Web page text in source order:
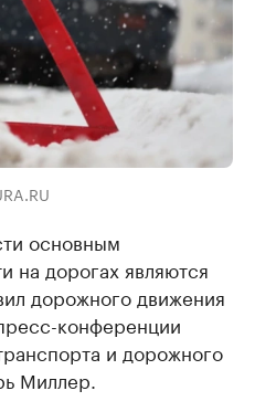
основным
на дорогах являются
дорожного движения
конференции
и дорожного
Миллер.